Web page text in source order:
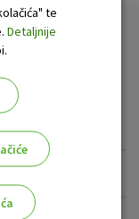
zajedno ili
te
Detaljnije